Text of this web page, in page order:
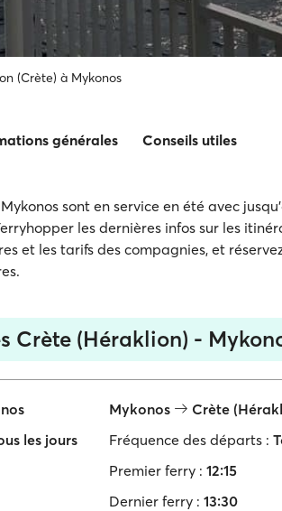
(Crète) à Mykonos
générales Conseils utiles
sont en service en été avec
les dernières infos sur les
et les tarifs des compagnies, et
Crète (Héraklion) -
les jours
Mykonos
Crète
Fréquence des départs :
Premier ferry : 12:15
Dernier ferry : 13:30